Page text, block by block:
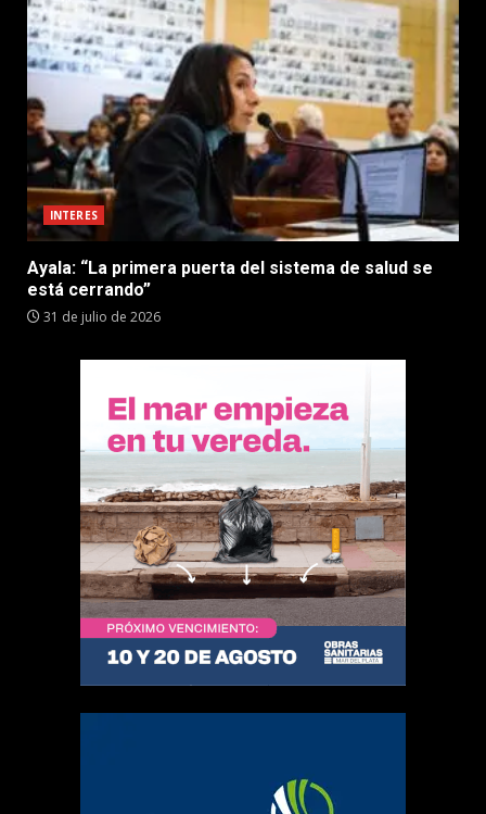
INTERES
Ayala: “La primera puerta del sistema de salud se
está cerrando”
31 de julio de 2026